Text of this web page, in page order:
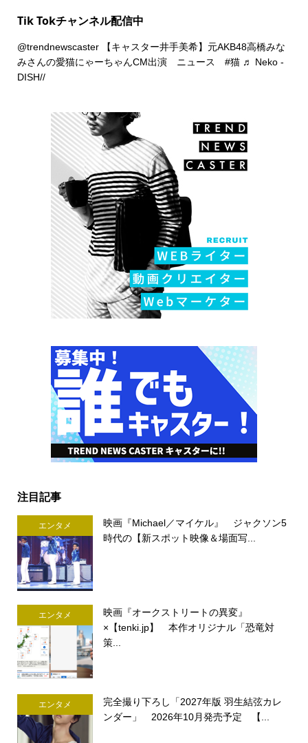
Tik Tokチャンネル配信中
@trendnewscaster【キャスター井手美希】元AKB48高橋みな
みさんの愛猫にゃーちゃんCM出演 ニュース #猫 ♬ Neko -
DISH//
注目記事
エンタメ
映画『Michael／マイケル』 ジャクソン5
時代の【新スポット映像＆場面写...
エンタメ
映画『オークストリートの異変』
×【tenki.jp】 本作オリジナル「恐竜対
策...
エンタメ
完全撮り下ろし「2027年版 羽生結弦カレ
ンダー」 2026年10月発売予定 【...